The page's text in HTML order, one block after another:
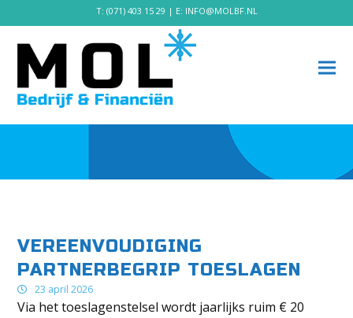
T: (071) 403 15 29 | E: INFO@MOLBF.NL
VEREENVOUDIGING
PARTNERBEGRIP TOESLAGEN
23 april 2026
Via het toeslagenstelsel wordt jaarlijks ruim € 20